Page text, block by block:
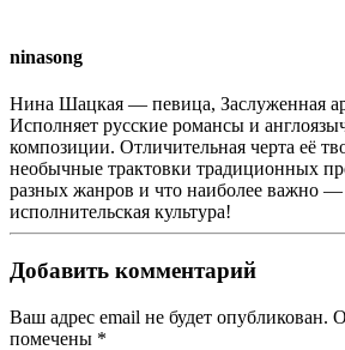
ninasong
Нина Шацкая — певица, Заслуженная
Исполняет русские романсы и
композиции. Отличительная черта её
необычные трактовки традиционных
разных жанров и что наиболее важно
исполнительская культура!
Добавить комментарий
Ваш адрес email не будет опубликован.
помечены *